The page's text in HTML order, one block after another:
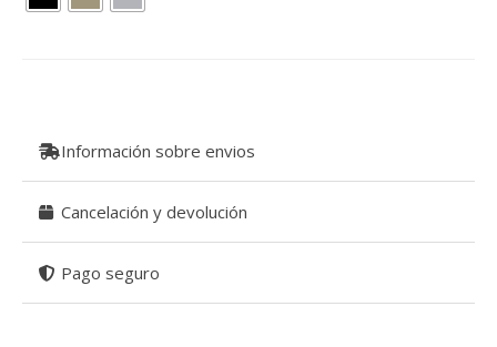
Información sobre envios
Cancelación y devolución
Pago seguro